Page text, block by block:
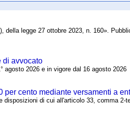
della legge 27 ottobre 2023, n. 160».
di avvocato
agosto 2026 e in vigore dal 16 agosto 2026
cento mediante versamenti a
di cui all'articolo 33, comma 2-